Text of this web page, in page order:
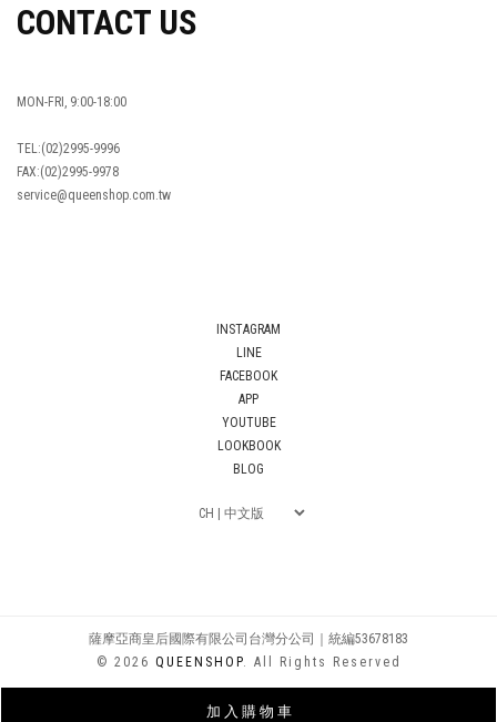
加 入 購 物 車
CONTACT US
MON-FRI, 9:00-18:00
TEL:(02)2995-9996
FAX:(02)2995-9978
service@queenshop.com.tw
INSTAGRAM
LINE
FACEBOOK
APP
YOUTUBE
LOOKBOOK
BLOG
薩摩亞商皇后國際有限公司台灣分公司｜統編53678183
© 2026 QUEENSHOP. All Rights Reserved